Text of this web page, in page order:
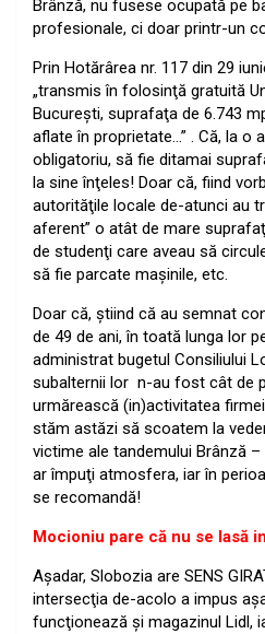
Brânză, nu fusese ocupată pe
profesionale, ci doar printr-un
Prin Hotărârea nr. 117 din 29
„transmis în folosinţă gratuită
Bucureşti, suprafaţa de 6.743
aflate în proprietate…” . Că, la o
obligatoriu, să fie ditamai
la sine înţeles! Doar că, fiind
autorităţile locale de-atunci au
aferent” o atât de mare
de studenţi care aveau să
să fie parcate maşinile, etc.
Doar că, ştiind că au semnat
de 49 de ani, în toată lunga lor
administrat bugetul Consiliului
subalternii lor n-au fost cât de
urmărească (in)activitatea
stăm astăzi să scoatem la
victime ale tandemului Brânză
ar împuţi atmosfera, iar în
se recomandă!
Mocioniu pare că nu se lasă
Aşadar, Slobozia are SENS
intersecţia de-acolo a impus
funcţionează şi magazinul Lidl,